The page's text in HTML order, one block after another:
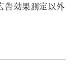
告効果測定以外